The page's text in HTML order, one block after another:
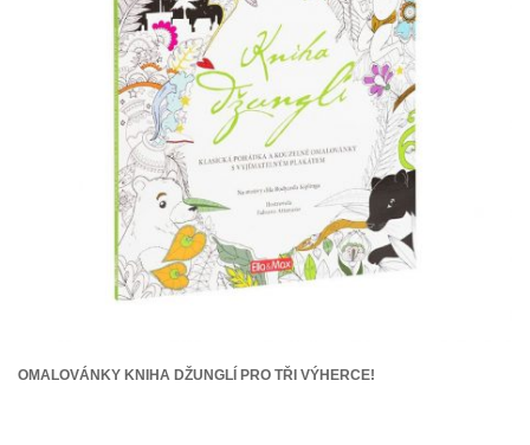
OMALOVÁNKY KNIHA DŽUNGLÍ PRO TŘI VÝHERCE!